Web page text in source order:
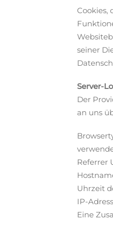
Cookies,
seiner
Server-
Der
an uns
Referrer
Uhrzeit
IP-
Eine